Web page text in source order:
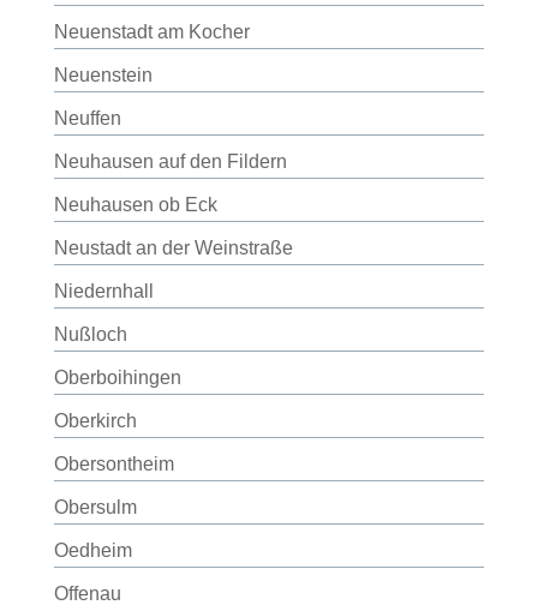
Neuenstadt am Kocher
Neuenstein
Neuffen
Neuhausen auf den Fildern
Neuhausen ob Eck
Neustadt an der Weinstraße
Niedernhall
Nußloch
Oberboihingen
Oberkirch
Obersontheim
Obersulm
Oedheim
Offenau